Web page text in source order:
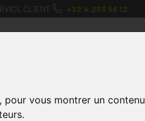
vous montrer un contenu
CLIENT +32 4 263 56 12
Ventes
Privées
Marques